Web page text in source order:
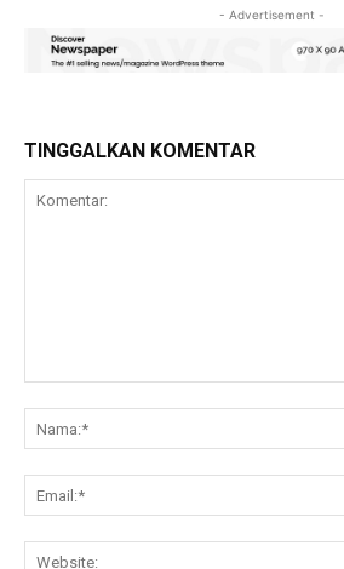
- Advertisement -
TINGGALKAN KOMENTAR